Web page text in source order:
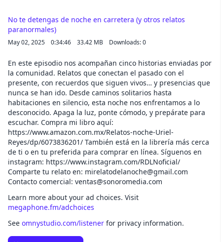
No te detengas de noche en carretera (y otros relatos
paranormales)
May 02, 2025 0:34:46 33.42 MB Downloads: 0
En este episodio nos acompañan cinco historias enviadas por
la comunidad. Relatos que conectan el pasado con el
presente, con recuerdos que siguen vivos… y presencias que
nunca se han ido. Desde caminos solitarios hasta
habitaciones en silencio, esta noche nos enfrentamos a lo
desconocido. Apaga la luz, ponte cómodo, y prepárate para
escuchar. Compra mi libro aquí:
https://www.amazon.com.mx/Relatos-noche-Uriel-
Reyes/dp/6073836201/ También está en la librería más cerca
de ti o en tu preferida para comprar en línea. Síguenos en
instagram: https://www.instagram.com/RDLNoficial/
Comparte tu relato en: mirelatodelanoche@gmail.com
Contacto comercial: ventas@sonoromedia.com
Learn more about your ad choices. Visit
megaphone.fm/adchoices
See omnystudio.com/listener for privacy information.